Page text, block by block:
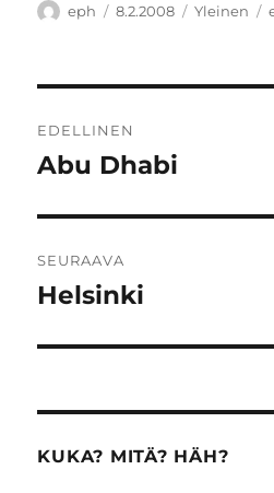
Kirjoittaja
eph Julkaistu
8.2.2008 Kategoriat
Yleinen
selaus
EDELLINEN
Edellinen
Abu Dhabi
SEURAAVA
Seuraava
Helsinki
KUKA? MITÄ? HÄH?